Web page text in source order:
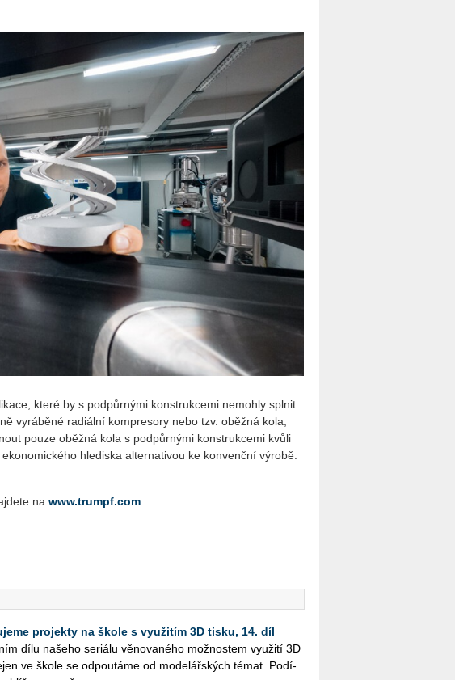
které by s pod­půr­ný­mi kon­struk­ce­mi ne­moh­ly spl­nit
vy­rá­bě­né ra­di­ál­ní kom­pre­so­ry nebo tzv. oběž­ná kola,
pouze oběž­ná kola s pod­půr­ný­mi kon­struk­ce­mi kvůli
hle­dis­ka al­ter­na­ti­vou ke kon­venč­ní vý­ro­bě.
na www.​trumpf.​com
projekty na škole s využitím 3D tisku, 14. díl
dílu na­še­ho se­ri­á­lu vě­no­va­né­ho mož­nos­tem vy­u­ži­tí 3D
ve škole se od­pou­tá­me od mo­de­lář­ských témat. Po­dí­